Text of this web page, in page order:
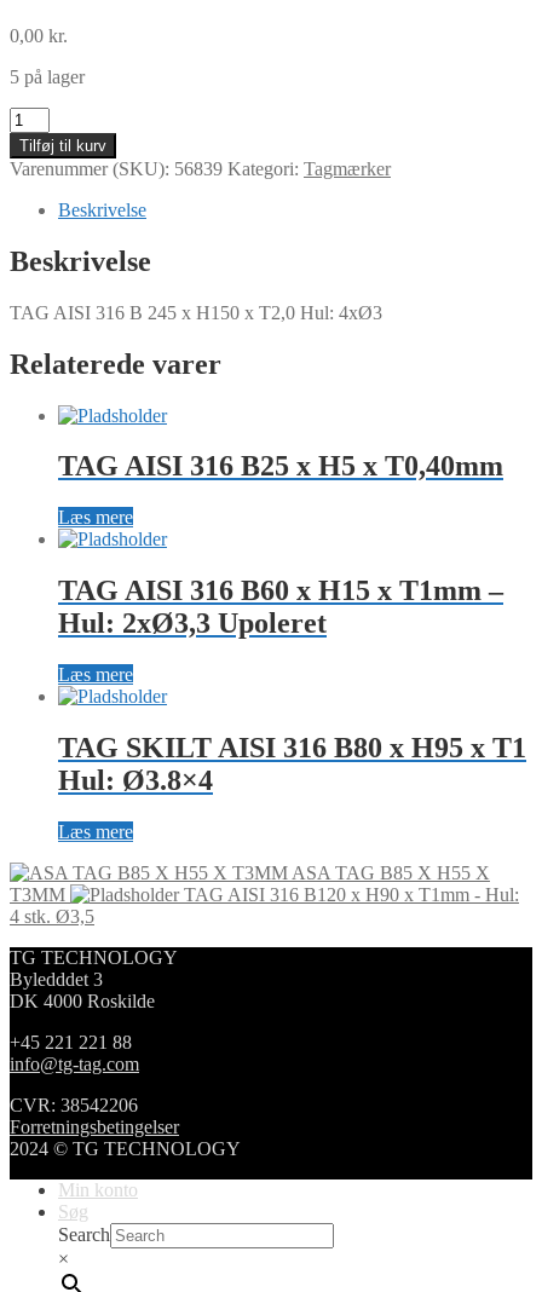
0,00 kr.
5 på lager
TAG
AISI
316
B
H
150
T2,0
4xØ3
antal
Tilføj til kurv
Varenummer (SKU): 56839 Kategori: Tagmærker
Beskrivelse
Beskrivelse
TAG AISI 316 B 245 x H150 x T2,0 Hul: 4xØ3
Relaterede varer
TAG AISI 316 B25 x H5 x T0,40mm
Læs mere
TAG AISI 316 B60 x H15 x T1mm –
Hul: 2xØ3,3 Upoleret
Læs mere
TAG SKILT AISI 316 B80 x H95 x T1
Hul: Ø3.8×4
Læs mere
ASA TAG B85 X H55 X
T3MM
TAG AISI 316 B120 x H90 x T1mm - Hul:
4 stk. Ø3,5
TG TECHNOLOGY
Byledddet 3
DK 4000 Roskilde
+45 221 221 88
info@tg-tag.com
CVR: 38542206
Forretningsbetingelser
2024 © TG TECHNOLOGY
Min konto
Søg
Search
×